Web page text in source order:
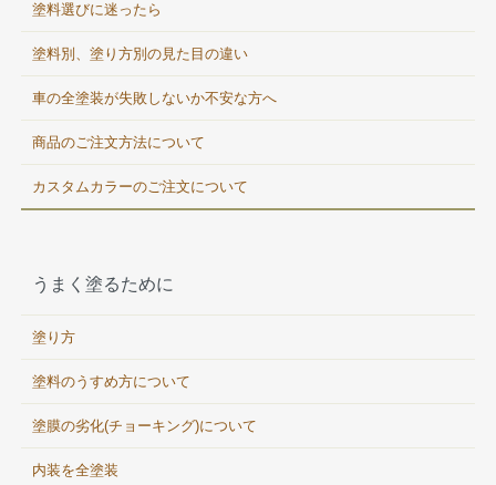
塗料選びに迷ったら
塗料別、塗り方別の見た目の違い
車の全塗装が失敗しないか不安な方へ
商品のご注文方法について
カスタムカラーのご注文について
うまく塗るために
塗り方
塗料のうすめ方について
塗膜の劣化(チョーキング)について
内装を全塗装